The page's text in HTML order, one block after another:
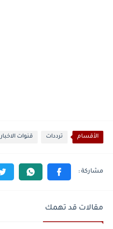
الأقسام ترددات قنوات الاخبار
مقالات قد تهمك